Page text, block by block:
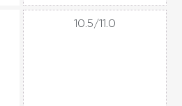
10.5/11.0